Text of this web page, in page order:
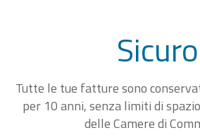
Sicuro
Tutte le tue fatture sono
per 10 anni, senza limiti di
delle Camere di